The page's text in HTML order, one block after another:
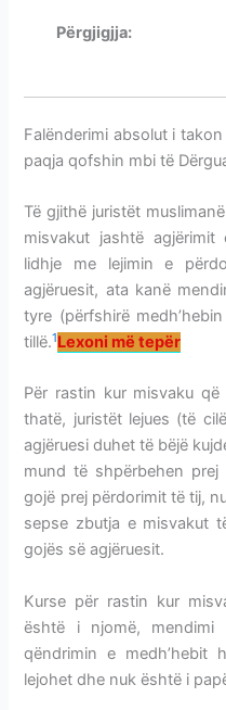
Përgjigjja:
Falënderimi absolut i
paqja qofshin mbi të
Të gjithë juristët
misvakut jashtë
lidhje me lejimin e
agjëruesit, ata kanë
tyre (përfshirë
tillë.1Lexoni më tepër
Për rastin kur misvaku
thatë, juristët lejues (të
agjëruesi duhet të bëjë
mund të shpërbehen
gojë prej përdorimit të tij,
sepse zbutja e misvakut
gojës së agjëruesit.
Kurse për rastin kur
është i njomë, mendimi
qëndrimin e
lejohet dhe nuk është i